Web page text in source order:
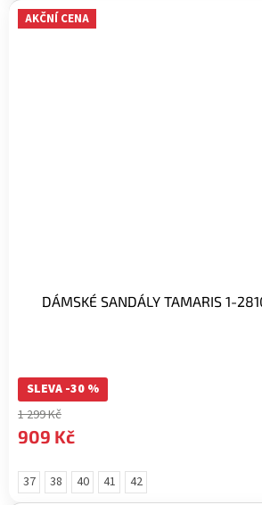
AKČNÍ CENA
DÁMSKÉ SANDÁLY TAMARIS 1-
SLEVA -30 %
1 299 Kč
909 Kč
37 38 40 41 42